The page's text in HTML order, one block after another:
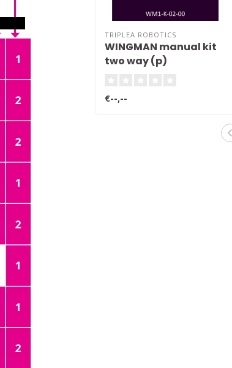
TRIPLEA ROBOTICS
WINGMAN manual kit
two way (p)
€--,--